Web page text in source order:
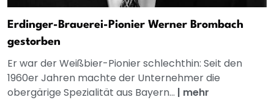
Erdinger-Brauerei-Pionier Werner Brombach
gestorben
Er war der Weißbier-Pionier schlechthin: Seit den
1960er Jahren machte der Unternehmer die
obergärige Spezialität aus Bayern... | mehr